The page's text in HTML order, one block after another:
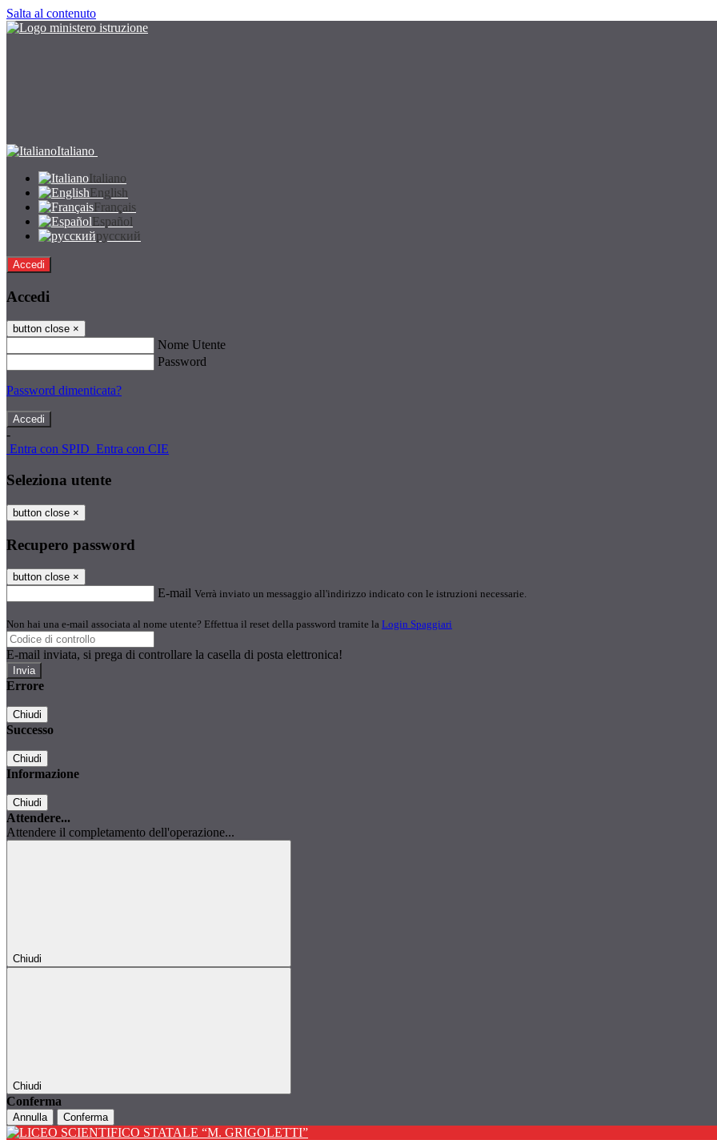
Salta al contenuto
Italiano
Italiano
English
Français
Español
русский
Accedi
Accedi
button close ×
Nome Utente
Password
Password dimenticata?
-
Entra con SPID Entra con CIE
Seleziona utente
button close ×
Recupero password
button close ×
E-mail Verrà inviato un messaggio all'indirizzo indicato con le istruzioni necessarie.
Non hai una e-mail associata al nome utente? Effettua il reset della password tramite la Login Spaggiari
E-mail inviata, si prega di controllare la casella di posta elettronica!
Errore
Chiudi
Successo
Chiudi
Informazione
Chiudi
Attendere...
Attendere il completamento dell'operazione...
Chiudi
Chiudi
Conferma
Annulla Conferma